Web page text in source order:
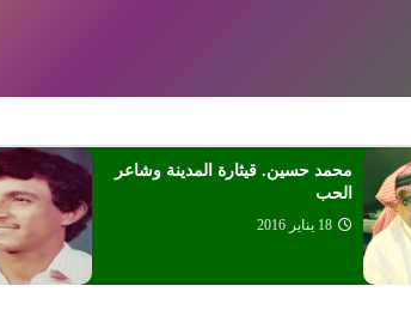
محمد حسين. قيثارة المدينة وشاعر
الحب
18 يناير 2016